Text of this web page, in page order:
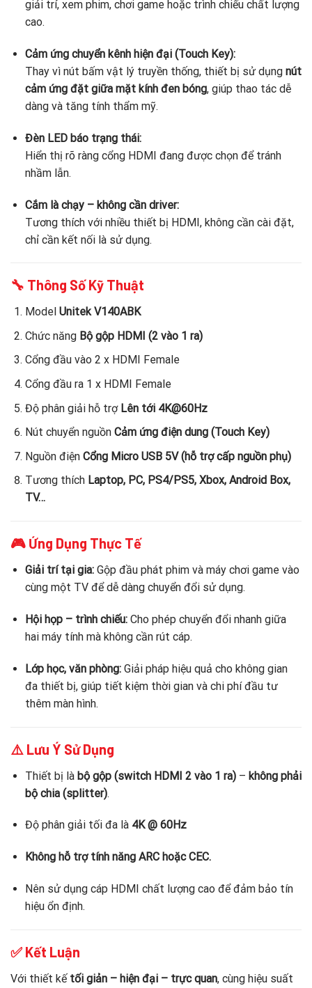
giải trí, xem phim, chơi game hoặc trình chiếu chất lượng
cao.
Cảm ứng chuyển kênh hiện đại (Touch Key):
Thay vì nút bấm vật lý truyền thống, thiết bị sử dụng nút
cảm ứng đặt giữa mặt kính đen bóng, giúp thao tác dễ
dàng và tăng tính thẩm mỹ.
Đèn LED báo trạng thái:
Hiển thị rõ ràng cổng HDMI đang được chọn để tránh
nhầm lẫn.
Cắm là chạy – không cần driver:
Tương thích với nhiều thiết bị HDMI, không cần cài đặt,
chỉ cần kết nối là sử dụng.
🔧 Thông Số Kỹ Thuật
Model Unitek V140ABK
Chức năng Bộ gộp HDMI (2 vào 1 ra)
Cổng đầu vào 2 x HDMI Female
Cổng đầu ra 1 x HDMI Female
Độ phân giải hỗ trợ Lên tới 4K@60Hz
Nút chuyển nguồn Cảm ứng điện dung (Touch Key)
Nguồn điện Cổng Micro USB 5V (hỗ trợ cấp nguồn phụ)
Tương thíchLaptop, PC, PS4/PS5, Xbox, Android Box,
TV…
🎮 Ứng Dụng Thực Tế
Giải trí tại gia:Gộp đầu phát phim và máy chơi game vào
cùng một TV để dễ dàng chuyển đổi sử dụng.
Hội họp – trình chiếu:Cho phép chuyển đổi nhanh giữa
hai máy tính mà không cần rút cáp.
Lớp học, văn phòng:Giải pháp hiệu quả cho không gian
đa thiết bị, giúp tiết kiệm thời gian và chi phí đầu tư
thêm màn hình.
⚠️ Lưu Ý Sử Dụng
Thiết bị là bộ gộp (switch HDMI 2 vào 1 ra)– không phải
bộ chia (splitter).
Độ phân giải tối đa là 4K @ 60Hz
Không hỗ trợ tính năng ARC hoặc CEC.
Nên sử dụng cáp HDMI chất lượng cao để đảm bảo tín
hiệu ổn định.
✅ Kết Luận
Với thiết kế tối giản – hiện đại – trực quan, cùng hiệu suất